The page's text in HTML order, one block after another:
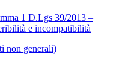
1 D.Lgs 39/2013 –
e incompatibilità
non generali)